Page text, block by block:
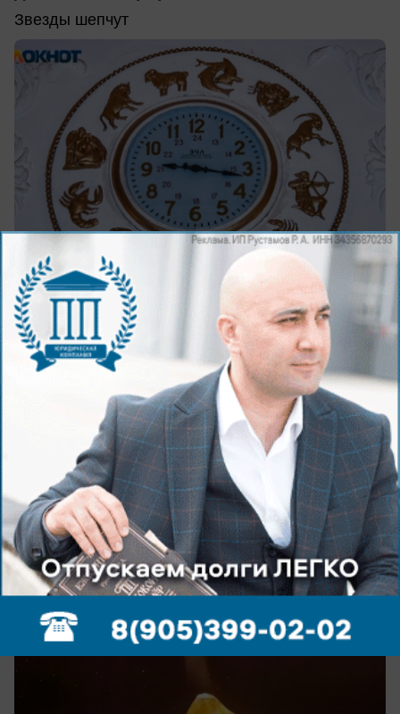
Звезды шепчут
сегодня в 09:33 0
Гороскоп на 10 августа: кому в любви
повезёт, а кому стоит умерить аппетиты
Для всех знаков зодиака